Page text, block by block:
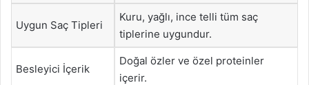
Uygun Saç Tipleri
Kuru, yağlı, ince telli tüm saç
tiplerine uygundur.
Besleyici İçerik
Doğal özler ve özel proteinler
içerir.